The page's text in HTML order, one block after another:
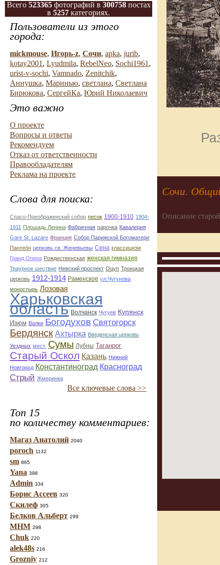
Всего 523365фотографий в 300758постах
в 5257 категориях.
Пользователи из этого
города:
mickmouse, Игорь-z, Сочи, apka, jurib,
kotay2001 , Lyudmila, RebelNeo, Sochi1961 ,
urist-v-sochi, Vamnado, Zenitchik,
Аннушка, Маринью, светлана, Светлана
Бирюкова, СергейКа, Юрий Николаевич
Это важно
О проекте
Вопросы и ответы
Рекомендуем
Отказ от ответственности
Правообладателям
Реклама на проекте
Слова для поиска:
Спасо-Преображенский собор песок 1900-1910 1904-
1911 Плошадь Ленина Фабричная парочка Кавалерия
Gare St. Lazare Франция Собор Парижской Богоматери
Пантео́н церковь св. Женевьевы Сена классицизм
Гранд Опера Рождественская женская гимназия
Траурное шествие Невский проспект Оцуп Троицкая
церковь 1912-1914 Раменское ул.Чугунова
моностырь Лозовая
Харьковская
область Волчанск Чугуев Купянск
Изюм Валки Богодухов Святогорск
Бердянск Ахтырка Введенская церковь
Уездных мест. Сумы Лубны Таганрог
Старый Оскол Казань Нижний
Новгород Константиноград Красноград
Стрый Жмеринка
Все ключевые слова >>
Топ 15
по количеству комментариев:
Магаз Анатолий 2040
poroch 1132
sm 865
Yana 398
Admin 334
Борис Ассеев 320
Скилеф 305
Белков Альберт 299
МНМ 298
Chuk 220
alek48s 216
Grozniy 212
Сочи.
Описание